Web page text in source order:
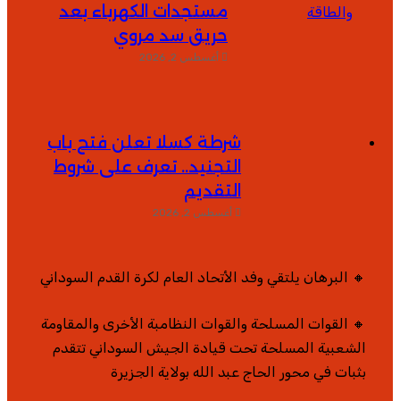
مستجدات الكهرباء بعد
حريق سد مروي
أغسطس 2, 2026
شرطة كسلا تعلن فتح باب
التجنيد.. تعرف على شروط
التقديم
أغسطس 2, 2026
🔸 البرهان يلتقي وفد الأتحاد العام لكرة القدم السوداني
🔸 القوات المسلحة والقوات النظامبة الأخرى والمقاومة
الشعبية المسلحة تحت قيادة الجيش السوداني تتقدم
بثبات في محور الحاج عبد الله بولاية الجزيرة